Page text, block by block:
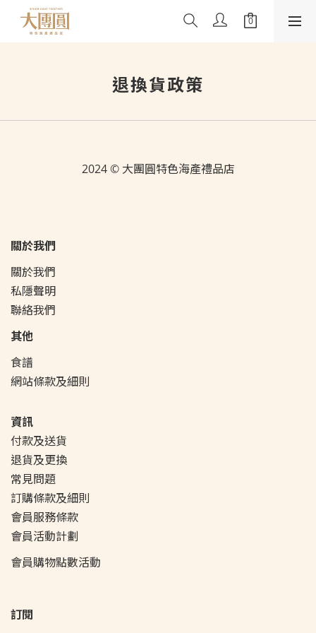
退換貨政策
2024 © 大團圓特色海產禮品店
關於我們
關於我們
私隱聲明
聯絡我們
其他
食譜
網站條款及細則
資訊
付款及送貨
退貨及更換
常見問題
訂購條款及細則
會員服務條款
會員活動計劃
會員購物點數活動
訂閱